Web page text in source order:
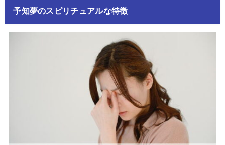
予知夢のスピリチュアルな特徴